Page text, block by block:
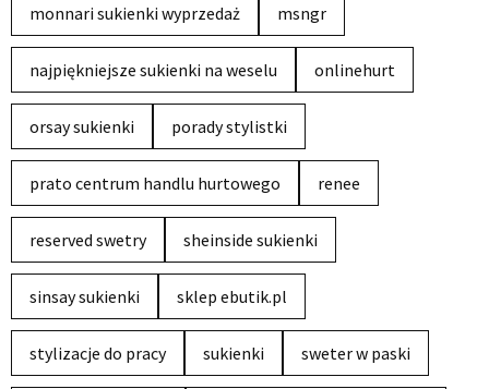
monnari sukienki wyprzedaż msngr
najpiękniejsze sukienki na weselu onlinehurt
orsay sukienki porady stylistki
prato centrum handlu hurtowego renee
reserved swetry sheinside sukienki
sinsay sukienki sklep ebutik.pl
stylizacje do pracy sukienki sweter w paski